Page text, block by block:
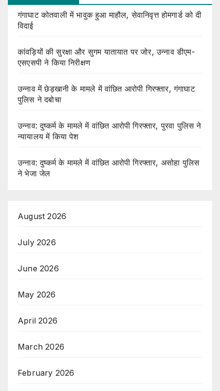
गंगाघाट कोतवाली में भावुक हुआ माहौल, सेवानिवृत्त होमगार्ड को दी
विदाई
कांवड़ियों की सुरक्षा और सुगम यातायात पर जोर, उन्नाव डीएम-
एसएसपी ने किया निरीक्षण
उन्नाव में छेड़खानी के मामले में वांछित आरोपी गिरफ्तार, गंगाघाट
पुलिस ने दबोचा
उन्नाव: दुष्कर्म के मामले में वांछित आरोपी गिरफ्तार, पुरवा पुलिस ने
न्यायालय में किया पेश
उन्नाव: दुष्कर्म के मामले में वांछित आरोपी गिरफ्तार, असोहा पुलिस
ने भेजा जेल
August 2026
July 2026
June 2026
May 2026
April 2026
March 2026
February 2026